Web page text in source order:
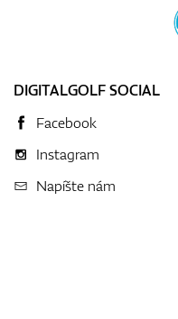
DIGITALGOLF SOCIAL
Facebook
Instagram
Napíšte nám